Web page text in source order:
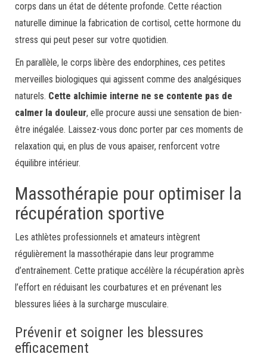
corps dans un état de détente profonde. Cette réaction
naturelle diminue la fabrication de cortisol, cette hormone du
stress qui peut peser sur votre quotidien.
En parallèle, le corps libère des endorphines, ces petites
merveilles biologiques qui agissent comme des analgésiques
naturels. Cette alchimie interne ne se contente pas de
calmer la douleur, elle procure aussi une sensation de bien-
être inégalée. Laissez-vous donc porter par ces moments de
relaxation qui, en plus de vous apaiser, renforcent votre
équilibre intérieur.
Massothérapie pour optimiser la
récupération sportive
Les athlètes professionnels et amateurs intègrent
régulièrement la massothérapie dans leur programme
d’entraînement. Cette pratique accélère la récupération après
l’effort en réduisant les courbatures et en prévenant les
blessures liées à la surcharge musculaire.
Prévenir et soigner les blessures
efficacement